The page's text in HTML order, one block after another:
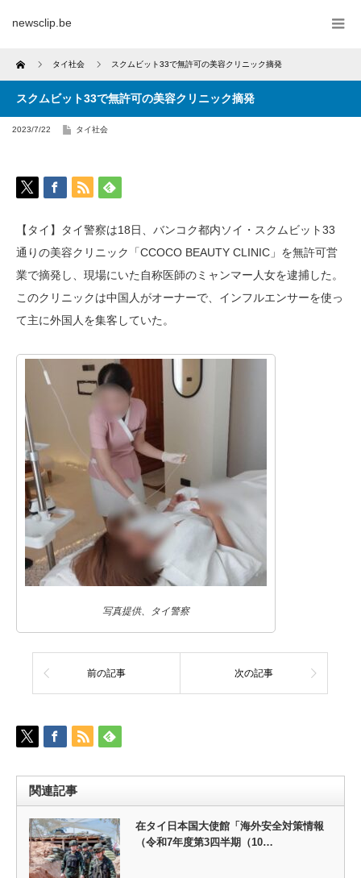
newsclip.be
Home タイ社会 スクムビット33で無許可の美容クリニック摘発
スクムビット33で無許可の美容クリニック摘発
2023/7/22 タイ社会
【タイ】タイ警察は18日、バンコク都内ソイ・スクムビット33
通りの美容クリニック「CCOCO BEAUTY CLINIC」を無許可営
業で摘発し、現場にいた自称医師のミャンマー人女を逮捕した。
このクリニックは中国人がオーナーで、インフルエンサーを使っ
て主に外国人を集客していた。
写真提供、タイ警察
前の記事 次の記事
関連記事
在タイ日本国大使館「海外安全対策情報
（令和7年度第3四半期（10…